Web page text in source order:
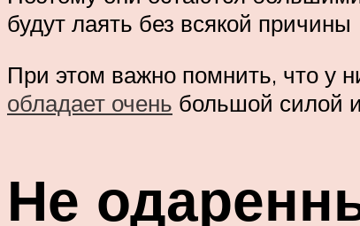
будут лаять без всякой причины
При этом важно помнить, что у
обладает очень большой силой
Не